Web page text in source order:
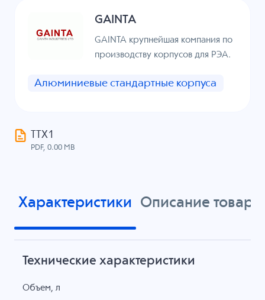
GAINTA
GAINTA крупнейшая компания по
производству корпусов для РЭА.
Алюминиевые стандартные корпуса
ТТХ1
PDF, 0.00 MB
Характеристики Описание товара
Технические характеристики
Объем, л